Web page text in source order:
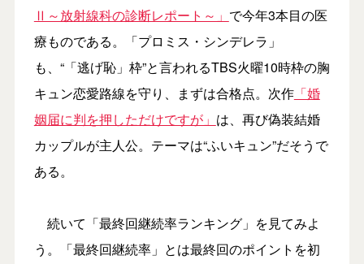
Ⅱ～放射線科の診断レポート～」 で今年3本目の医
療ものである。「プロミス・シンデレラ」
も、“「逃げ恥」枠”と言われるTBS火曜10時枠の胸
キュン恋愛路線を守り、まずは合格点。次作「婚
姻届に判を押しただけですが」 は、再び偽装結婚
カップルが主人公。テーマは“ふいキュン”だそうで
ある。
続いて「最終回継続率ランキング」を見てみよ
う。「最終回継続率」とは最終回のポイントを初